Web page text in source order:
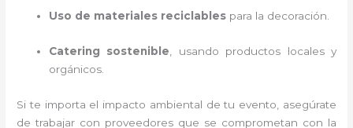
Uso de materiales reciclables para la decoración.
Catering sostenible , usando productos locales y
orgánicos.
Si te importa el impacto ambiental de tu evento, asegúrate
de trabajar con proveedores que se comprometan con la